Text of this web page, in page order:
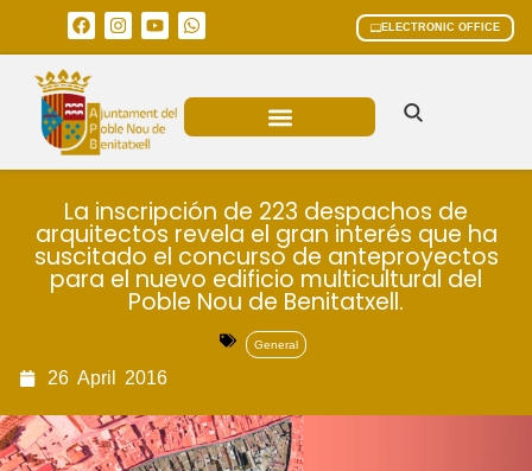
ELECTRONIC OFFICE
La inscripción de 223 despachos de
arquitectos revela el gran interés que ha
suscitado el concurso de anteproyectos
para el nuevo edificio multicultural del
Poble Nou de Benitatxell.
General
26 April 2016